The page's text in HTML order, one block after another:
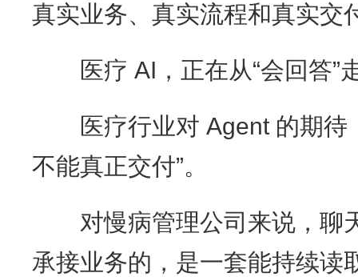
真实业务、真实流程和真实交
医疗 AI，正在从“会回答”走
医疗行业对 Agent 的期待，
不能真正交付”。
对慢病管理公司来说，聊
承接业务的，是一套能持续读